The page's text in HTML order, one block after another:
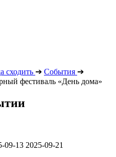
сходить ➔ События ➔
фестиваль «День дома»
09-13 2025-09-21